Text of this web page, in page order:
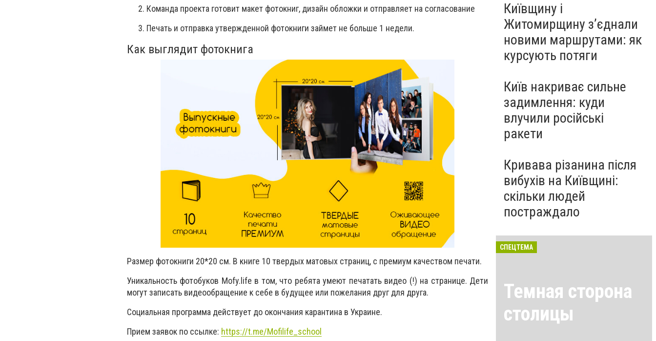
Команда проекта готовит макет фотокниг, дизайн обложки и отправляет на согласование
Печать и отправка утвержденной фотокниги займет не больше 1 недели.
Как выглядит фотокнига
Размер фотокниги 20*20 см. В книге 10 твердых матовых страниц, с премиум качеством печати.
Уникальность фотобуков Mofy.life в том, что ребята умеют печатать видео (!) на странице. Дети
могут записать видеообращение к себе в будущее или пожелания друг для друга.
Социальная программа действует до окончания карантина в Украине.
Прием заявок по ссылке: https://t.me/Mofilife_school
Київщину і
Житомирщину з’єднали
новими маршрутами: як
курсують потяги
Київ накриває сильне
задимлення: куди
влучили російські
ракети
Кривава різанина після
вибухів на Київщині:
скільки людей
постраждало
СПЕЦТЕМА
Темная сторона
столицы